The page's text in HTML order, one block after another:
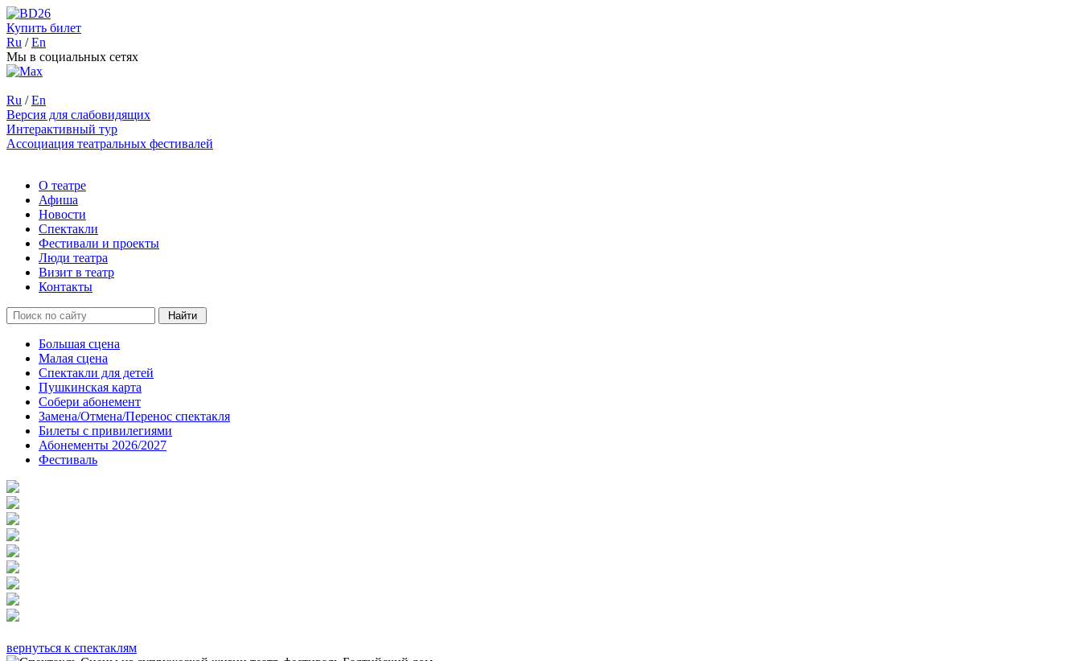
Купить билет
Ru /En
Мы в социальных сетях
Ru / En
Версия для слабовидящих
Интерактивный тур
Ассоциация театральных фестивалей
О театре
Афиша
Новости
Спектакли
Фестивали и проекты
Люди театра
Визит в театр
Контакты
Большая сцена
Малая сцена
Спектакли для детей
Пушкинская карта
Собери абонемент
Замена/Отмена/Перенос спектакля
Билеты с привилегиями
Абонементы 2026/2027
Фестиваль
вернуться к спектаклям